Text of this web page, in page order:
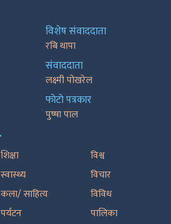
विशेष संवाददाता
रबि थापा
संवाददाता
लक्ष्मी पोखरेल
फाेटाे पत्रकार
पुष्षा पाल
शिक्षा
स्वास्थ्य
कला/ साहित्य
पर्यटन
विश्व
विचार
विविध
पालिका